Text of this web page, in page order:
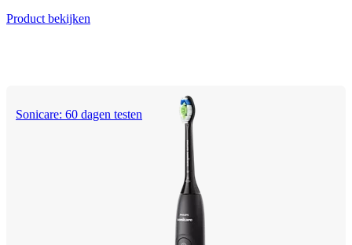
Product bekijken
Sonicare: 60 dagen testen